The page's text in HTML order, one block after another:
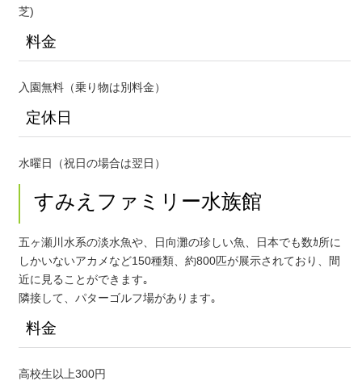
芝)
料金
入園無料（乗り物は別料金）
定休日
水曜日（祝日の場合は翌日）
すみえファミリー水族館
五ヶ瀬川水系の淡水魚や、日向灘の珍しい魚、日本でも数ｶ所に
しかいないアカメなど150種類、約800匹が展示されており、間
近に見ることができます｡
隣接して、パターゴルフ場があります｡
料金
高校生以上300円